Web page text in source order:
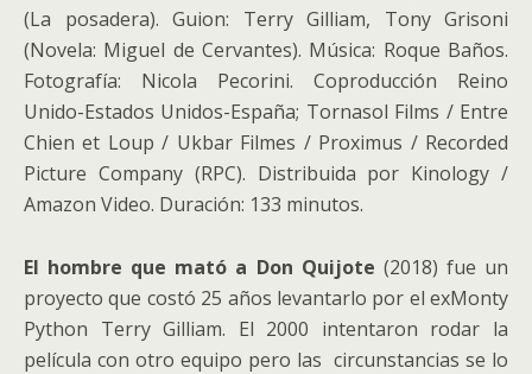
(La posadera). Guion: Terry Gilliam, Tony Grisoni
(Novela: Miguel de Cervantes). Música: Roque Baños.
Fotografía: Nicola Pecorini. Coproducción Reino
Unido-Estados Unidos-España; Tornasol Films / Entre
Chien et Loup / Ukbar Filmes / Proximus / Recorded
Picture Company (RPC). Distribuida por Kinology /
Amazon Video. Duración: 133 minutos.
El hombre que mató a Don Quijote (2018) fue un
proyecto que costó 25 años levantarlo por el exMonty
Python Terry Gilliam. El 2000 intentaron rodar la
película con otro equipo pero las circunstancias se lo